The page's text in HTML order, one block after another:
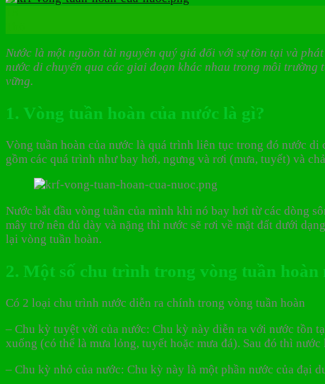
Nước là một nguồn tài nguyên quý giá đối với sự tồn tại và
nước di chuyển qua các giai đoạn khác nhau trong môi
vững.
1. Vòng tuần hoàn của nước là gì?
Vòng tuần hoàn của nước là quá trình liên tục trong đó nước
gồm các quá trình như bay hơi, ngưng và rơi (mưa, tuyết) và
Nước bắt đầu vòng tuần của mình khi nó bay hơi từ các dòng
mây trở nên đủ dày và nặng thì nước sẽ rơi về mặt đất dưới
lại vòng tuần hoàn.
2. Một số chu trình trong vòng tuần hoàn
Có 2 loại chu trình nước diễn ra chính trong vòng tuần hoàn
– Chu kỳ tuyệt vời của nước: Chu kỳ này diễn ra với nước tồn
xuống (có thể là mưa lỏng, tuyết hoặc mưa đá). Sau đó thì
– Chu kỳ nhỏ của nước: Chu kỳ này là một phần nước của đại